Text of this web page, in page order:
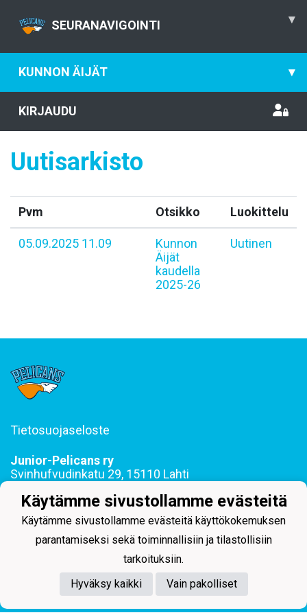
SEURANAVIGOINTI ▾
KUNNON ÄIJÄT ▾
KIRJAUDU
Uutisarkisto
Pvm Otsikko Luokittelu
05.09.2025 11.09
Kunnon
Äijät
kaudella
2025-26
Uutinen
Tietosuojaseloste
Junior-Pelicans ry
Svinhufvudinkatu 29, 15110 Lahti
Toimisto avoinna ma-pe klo 9-15
Powered by
Käytämme sivustollamme evästeitä
Käytämme sivustollamme evästeitä käyttökokemuksen
parantamiseksi sekä toiminnallisiin ja tilastollisiin
tarkoituksiin.
Hyväksy kaikki
Vain pakolliset